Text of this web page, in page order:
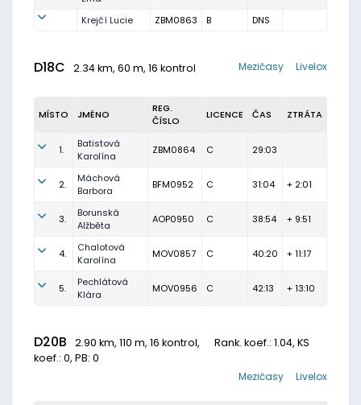
Krejčí Lucie
ZBM0863 B DNS
D18C 2.34 km, 60 m, 16 kontrol Livelox
Mezičasy
MÍSTO JMÉNO
REG.
ČÍSLO
LICENCE ČAS ZTRÁTA
1.
Batistová
Karolína
ZBM0864 C 29:03
2.
Máchová
Barbora
BFM0952 C 31:04 + 2:01
3.
Borunská
Alžběta
AOP0950 C 38:54 + 9:51
4.
Chalotová
Karolína
MOV0857 C 40:20 + 11:17
5.
Pechlátová
Klára
MOV0956 C 42:13 + 13:10
D20B 2.90 km, 110 m, 16 kontrol, Rank. koef.: 1.04, KS
koef.: 0, PB: 0
Livelox
Mezičasy